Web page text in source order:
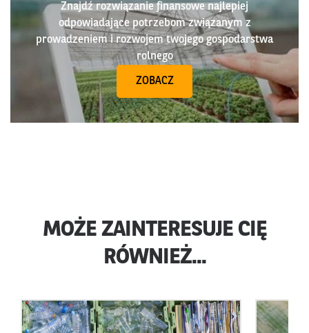
Znajdź rozwiązanie finansowe najlepiej
odpowiadające potrzebom związanym z
prowadzeniem i rozwojem twojego gospodarstwa
rolnego
ZOBACZ
MOŻE ZAINTERESUJE CIĘ
RÓWNIEŻ...